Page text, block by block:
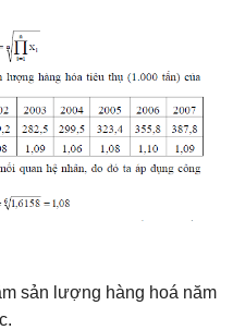
sản lượng hàng hoá năm